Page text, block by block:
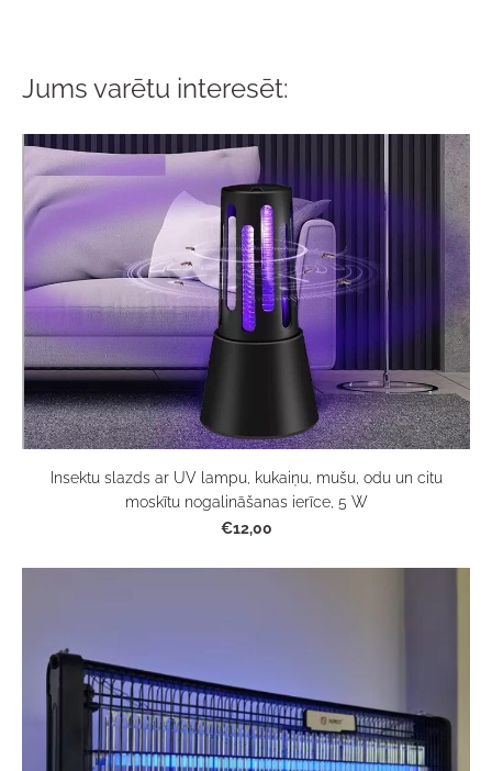
Jums varētu interesēt:
Insektu slazds ar UV lampu, kukaiņu, mušu, odu un citu
moskītu nogalināšanas ierīce, 5 W
€12,00